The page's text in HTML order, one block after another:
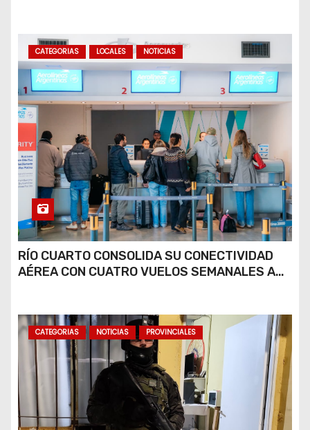
CATEGORIAS LOCALES NOTICIAS
RÍO CUARTO CONSOLIDA SU CONECTIVIDAD
AÉREA CON CUATRO VUELOS SEMANALES A
CATEGORIAS NOTICIAS PROVINCIALES